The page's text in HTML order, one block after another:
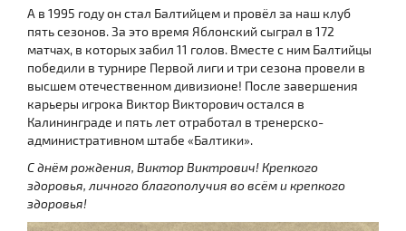
А в 1995 году он стал Балтийцем и провёл за наш клуб
пять сезонов. За это время Яблонский сыграл в 172
матчах, в которых забил 11 голов. Вместе с ним Балтийцы
победили в турнире Первой лиги и три сезона провели в
высшем отечественном дивизионе! После завершения
карьеры игрока Виктор Викторович остался в
Калининграде и пять лет отработал в тренерско-
административном штабе «Балтики».
С днём рождения, Виктор Виктрович! Крепкого
здоровья, личного благополучия во всём и крепкого
здоровья!